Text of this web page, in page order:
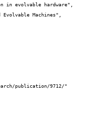
in evolvable hardware",